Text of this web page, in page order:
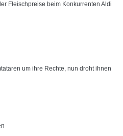
Fleischpreise beim Konkurrenten Aldi
um ihre Rechte, nun droht ihnen